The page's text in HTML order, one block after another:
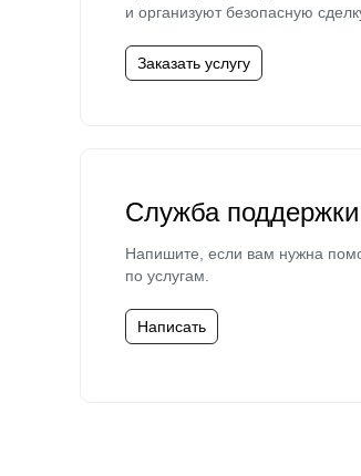
и организуют безопасную
Заказать услугу
Служба поддержки
Напишите, если вам нужна
по услугам.
Написать